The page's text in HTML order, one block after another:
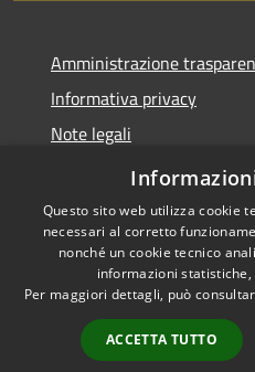
Amministrazione
Informativa privacy
Note legali
Dichiarazione di
Accessibilità
Questo sito web utilizza cookie
necessari al corretto
nonché un cookie tecnico
informazioni
Per maggiori dettagli, può
ACCETTA TUTTO